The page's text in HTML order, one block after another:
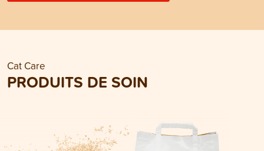
Cat Care
PRODUITS DE SOIN